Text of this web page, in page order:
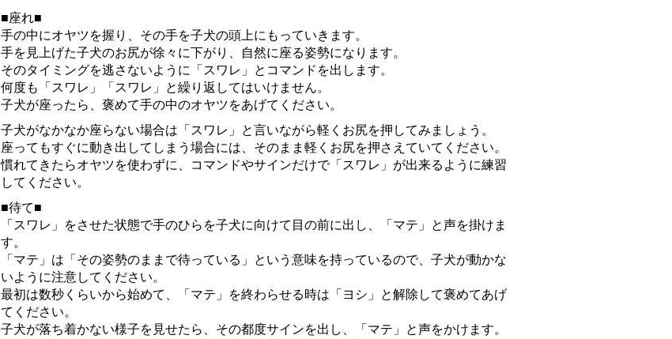
■座れ■
手の中にオヤツを握り、その手を子犬の頭上にもっていきます。
手を見上げた子犬のお尻が徐々に下がり、自然に座る姿勢になります。
そのタイミングを逃さないように「スワレ」とコマンドを出します。
何度も「スワレ」「スワレ」と繰り返してはいけません。
子犬が座ったら、褒めて手の中のオヤツをあげてください。
子犬がなかなか座らない場合は「スワレ」と言いながら軽くお尻を押してみましょう。
座ってもすぐに動き出してしまう場合には、そのまま軽くお尻を押さえていてください。
慣れてきたらオヤツを使わずに、コマンドやサインだけで「スワレ」が出来るように練習
してください。
■待て■
「スワレ」をさせた状態で手のひらを子犬に向けて目の前に出し、「マテ」と声を掛けま
す。
「マテ」は「その姿勢のままで待っている」という意味を持っているので、子犬が動かな
いように注意してください。
最初は数秒くらいから始めて、「マテ」を終わらせる時は「ヨシ」と解除して褒めてあげ
てください。
子犬が落ち着かない様子を見せたら、その都度サインを出し、「マテ」と声をかけます。